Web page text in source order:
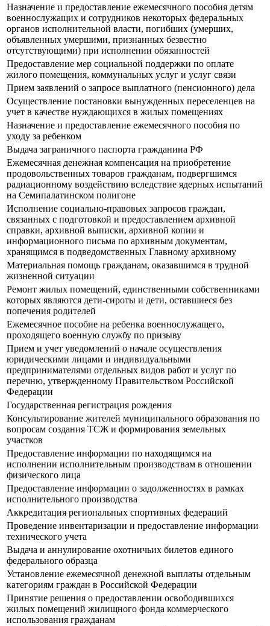
Назначение и предоставление ежемесячного пособия детям
военнослужащих и сотрудников некоторых федеральных
органов исполнительной власти, погибших (умерших,
объявленных умершими, признанных безвестно
отсутствующими) при исполнении обязанностей
Предоставление мер социальной поддержки по оплате
жилого помещения, коммунальных услуг и услуг связи
Прием заявлений о запросе выплатного (пенсионного) дела
Осуществление постановки вынужденных переселенцев на
учет в качестве нуждающихся в жилых помещениях
Назначение и предоставление ежемесячного пособия по
уходу за ребенком
Выдача заграничного паспорта гражданина РФ
Ежемесячная денежная компенсация на приобретение
продовольственных товаров гражданам, подвергшимся
радиационному воздействию вследствие ядерных испытаний
на Семипалатинском полигоне
Исполнение социально-правовых запросов граждан,
связанных с подготовкой и предоставлением архивной
справки, архивной выписки, архивной копии и
информационного письма по архивным документам,
хранящимся в подведомственных Главному архивному
Материальная помощь гражданам, оказавшимся в трудной
жизненной ситуации
Ремонт жилых помещений, единственными собственниками
которых являются дети-сироты и дети, оставшиеся без
попечения родителей
Ежемесячное пособие на ребенка военнослужащего,
проходящего военную службу по призыву
Прием и учет уведомлений о начале осуществления
юридическими лицами и индивидуальными
предпринимателями отдельных видов работ и услуг по
перечню, утвержденному Правительством Российской
Федерации
Государственная регистрация рождения
Консультирование жителей муниципального образования по
вопросам создания ТСЖ и формирования земельных
участков
Предоставление информации по находящимся на
исполнении исполнительным производствам в отношении
физического лица
Предоставление информации о задолженностях в рамках
исполнительного производства
Аккредитация региональных спортивных федераций
Проведение инвентаризации и предоставление информации
технического учета
Выдача и аннулирование охотничьих билетов единого
федерального образца
Установление ежемесячной денежной выплаты отдельным
категориям граждан в Российской Федерации
Принятие решения о предоставлении освободившихся
жилых помещений жилищного фонда коммерческого
использования гражданам